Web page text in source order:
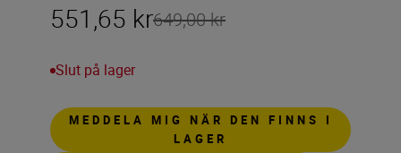
551,65 kr649,00 kr
Slut på lager
MEDDELA MIG NÄR DEN FINNS I
LAGER